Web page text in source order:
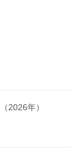
2026年）